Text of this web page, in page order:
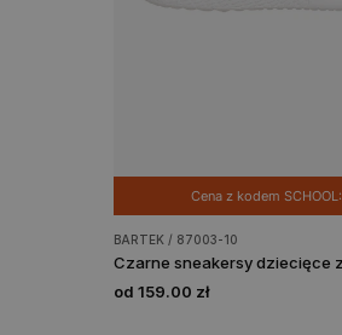
Cena z kodem SCHOOL:
BARTEK / 87003-10
od 159.00 zł